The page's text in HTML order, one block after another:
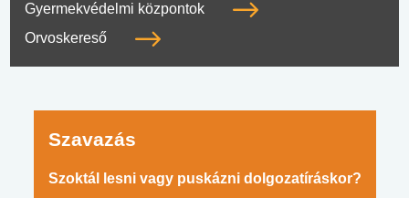
Gyermekvédelmi központok
Orvoskereső
Szavazás
Szoktál lesni vagy puskázni dolgozatíráskor?